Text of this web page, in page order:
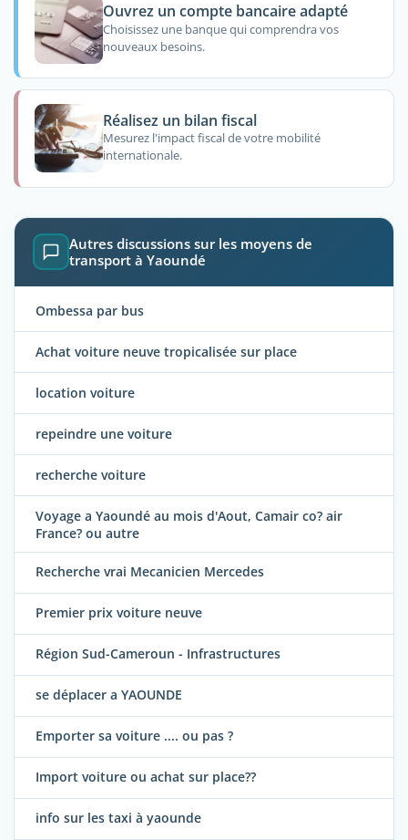
Ouvrez un compte bancaire adapté
Choisissez une banque qui comprendra vos
nouveaux besoins.
Réalisez un bilan fiscal
Mesurez l'impact fiscal de votre mobilité
internationale.
Autres discussions sur les moyens de
transport à Yaoundé
Ombessa par bus
Achat voiture neuve tropicalisée sur place
location voiture
repeindre une voiture
recherche voiture
Voyage a Yaoundé au mois d'Aout, Camair co? air
France? ou autre
Recherche vrai Mecanicien Mercedes
Premier prix voiture neuve
Région Sud-Cameroun - Infrastructures
se déplacer a YAOUNDE
Emporter sa voiture .... ou pas ?
Import voiture ou achat sur place??
info sur les taxi à yaounde